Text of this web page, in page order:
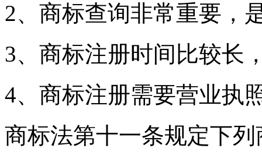
2、商标查询非常重要，
3、商标注册时间比较长
4、商标注册需要营业执
商标法第十一条规定下